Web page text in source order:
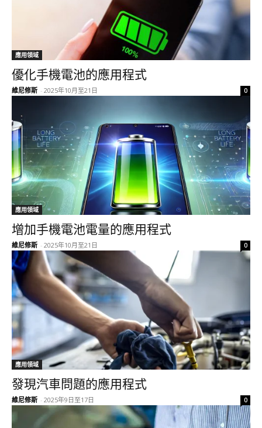
應用領域
優化手機電池的應用程式
維尼修斯 - 2025年10月至21日 0
應用領域
增加手機電池電量的應用程式
維尼修斯 - 2025年10月至21日 0
應用領域
發現汽車問題的應用程式
維尼修斯 - 2025年9日至17日 0